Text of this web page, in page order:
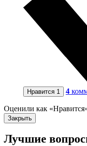
Нравится 1 4
Оценили как
Закрыть
Лучшие